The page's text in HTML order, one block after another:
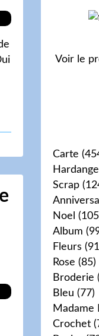
Carte
Scrap
Noel
Album
Fleurs
Rose (85)
Broderie
Bleu (77)
Madame
Crochet
Voir le